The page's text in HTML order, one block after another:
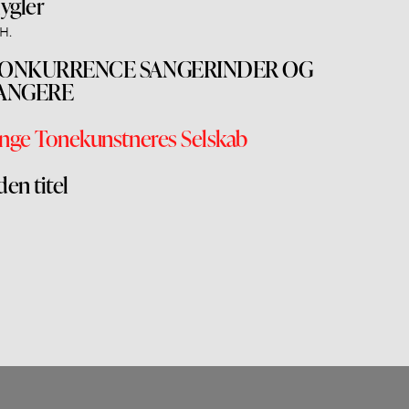
SANGERINDER OG
Tonekunstneres Selskab
titel